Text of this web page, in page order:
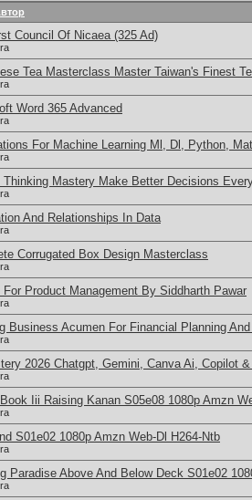
Council Of Nicaea (325 Ad)
Tea Masterclass Master Taiwan's Finest
Word 365 Advanced
For Machine Learning Ml, Dl, Python,
Thinking Mastery Make Better Decisions
And Relationships In Data
Corrugated Box Design Masterclass
For Product Management By Siddharth Pawar
Business Acumen For Financial Planning
2026 Chatgpt, Gemini, Canva Ai, Copilot
Iii Raising Kanan S05e08 1080p Amzn
S01e02 1080p Amzn Web-Dl H264-Ntb
Paradise Above And Below Deck S01e02